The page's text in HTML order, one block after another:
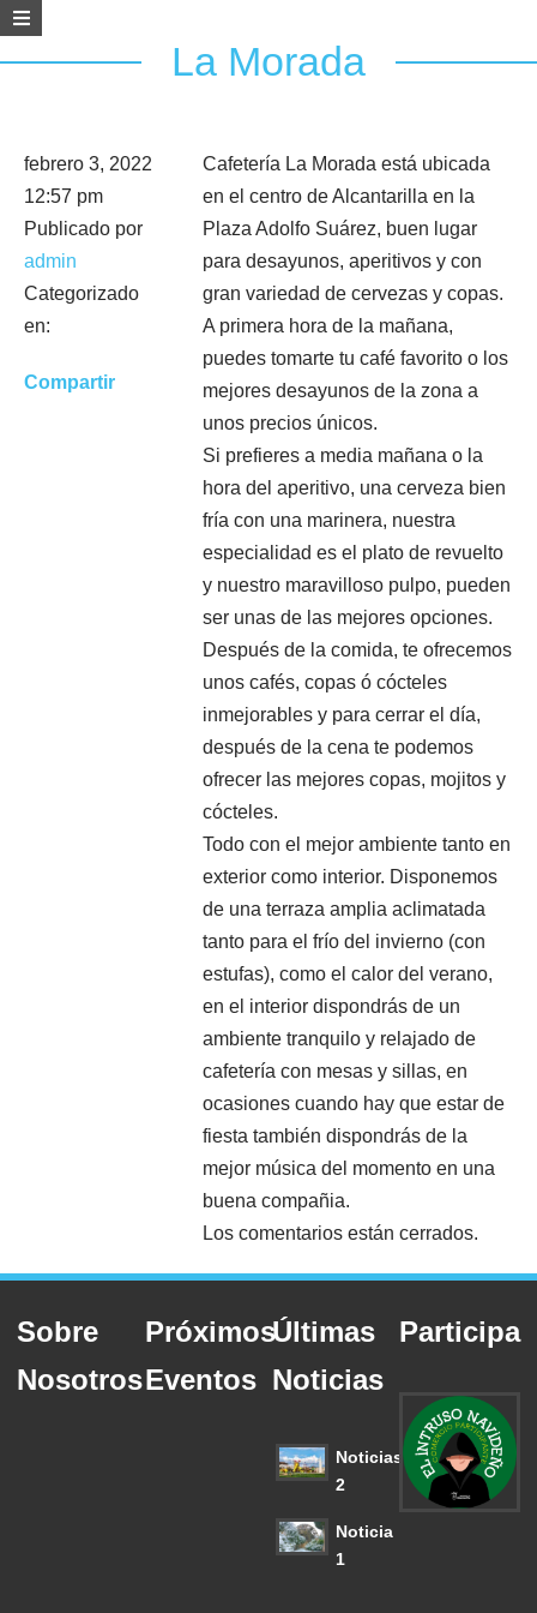
La Morada
febrero 3, 2022
12:57 pm
Publicado por
admin
Categorizado
en:
Compartir
Cafetería La Morada está ubicada
en el centro de Alcantarilla en la
Plaza Adolfo Suárez, buen lugar
para desayunos, aperitivos y con
gran variedad de cervezas y copas.
A primera hora de la mañana,
puedes tomarte tu café favorito o los
mejores desayunos de la zona a
unos precios únicos.
Si prefieres a media mañana o la
hora del aperitivo, una cerveza bien
fría con una marinera, nuestra
especialidad es el plato de revuelto
y nuestro maravilloso pulpo, pueden
ser unas de las mejores opciones.
Después de la comida, te ofrecemos
unos cafés, copas ó cócteles
inmejorables y para cerrar el día,
después de la cena te podemos
ofrecer las mejores copas, mojitos y
cócteles.
Todo con el mejor ambiente tanto en
exterior como interior. Disponemos
de una terraza amplia aclimatada
tanto para el frío del invierno (con
estufas), como el calor del verano,
en el interior dispondrás de un
ambiente tranquilo y relajado de
cafetería con mesas y sillas, en
ocasiones cuando hay que estar de
fiesta también dispondrás de la
mejor música del momento en una
buena compañia.
Los comentarios están cerrados.
Sobre
Nosotros
Próximos
Eventos
Últimas
Noticias
Noticias
2
Noticia
1
Participa